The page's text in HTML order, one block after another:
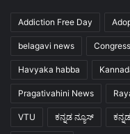
Addiction Free Day
belagavi news
Havyaka habba
Pragativahini News
VTU ಕನ್ನಡ ನ್ಯೂಸ್